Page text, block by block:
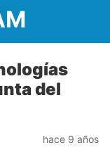
del
hace 9 años